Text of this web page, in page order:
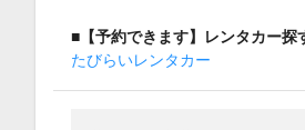
■【予約できます】レンタカー探
たびらいレンタカー